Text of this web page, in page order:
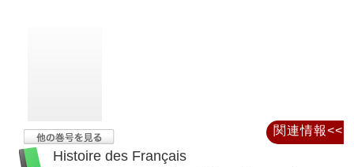
Histoire des Français
関連情報<<